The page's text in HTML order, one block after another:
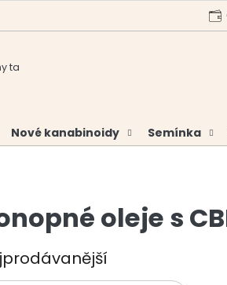
Nové kanabinoidy Semínka
oleje s